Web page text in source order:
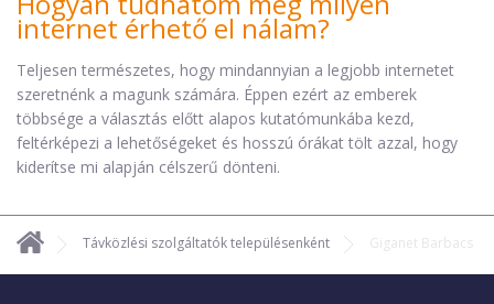
internet érhető el nálam?
Teljesen természetes, hogy mindannyian a legjobb internetet
szeretnénk a magunk számára. Éppen ezért az emberek
többsége a választás előtt alapos kutatómunkába kezd,
feltérképezi a lehetőségeket és hosszú órákat tölt azzal, hogy
kiderítse mi alapján célszerű dönteni.
Távközlési szolgáltatók településenként Giganet Barbacs